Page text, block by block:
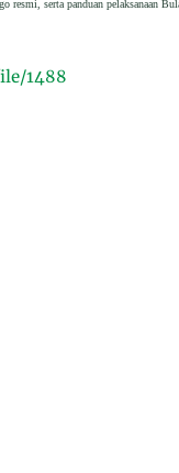
resmi, serta panduan pelaksanaan
1488